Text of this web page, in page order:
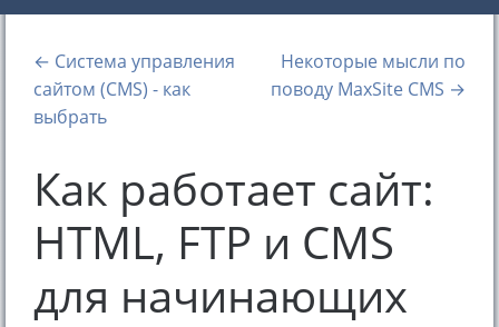
← Система управления
сайтом (CMS) - как
выбрать
Некоторые мысли по
поводу MaxSite CMS →
Как работает сайт:
HTML, FTP и CMS
для начинающих